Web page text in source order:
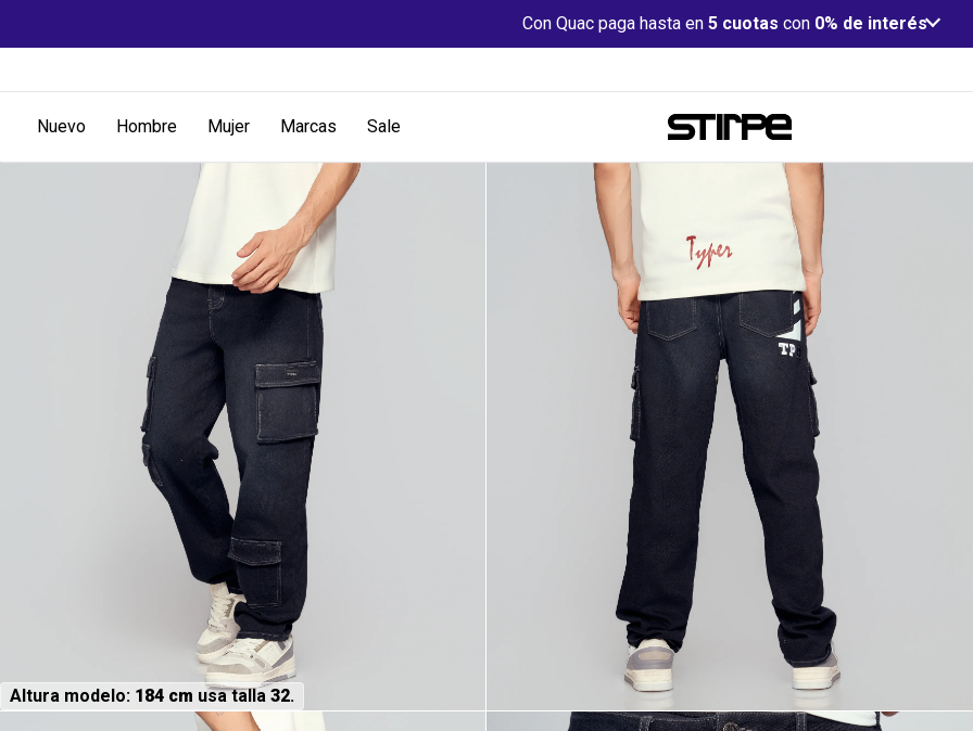
Con Quac paga hasta en 5 cuotas con 0% de interés
Nuevo Hombre Mujer Marcas Sale
Altura modelo: 184 cm usa talla 32.